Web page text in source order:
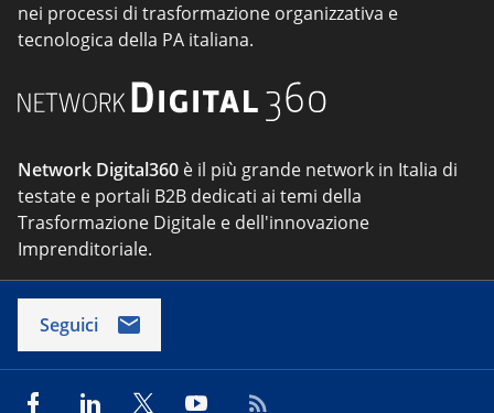
nei processi di trasformazione organizzativa e
tecnologica della PA italiana.
Network Digital360 è il più grande network in Italia di
testate e portali B2B dedicati ai temi della
Trasformazione Digitale e dell'innovazione
Imprenditoriale.
Seguici